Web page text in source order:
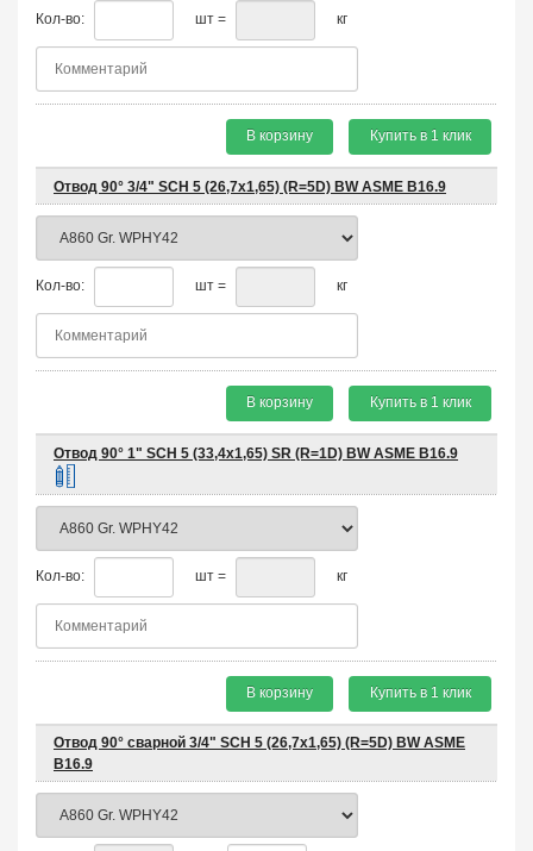
Кол-во: шт = кг
В корзину Купить в 1 клик
Отвод 90° 3/4" SCH 5 (26,7х1,65) (R=5D) BW ASME B16.9
Кол-во: шт = кг
В корзину Купить в 1 клик
Отвод 90° 1" SCH 5 (33,4х1,65) SR (R=1D) BW ASME B16.9
Кол-во: шт = кг
В корзину Купить в 1 клик
Отвод 90° сварной 3/4" SCH 5 (26,7х1,65) (R=5D) BW ASME
B16.9